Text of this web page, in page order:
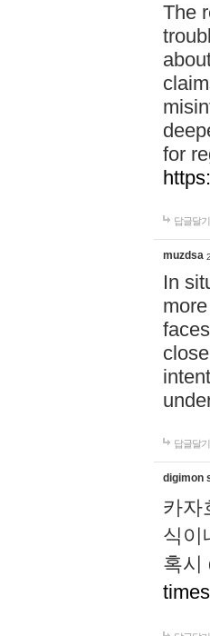
The
for
답글달기
muzdsa
In
답글달기
digimon
카자
식이
혹시